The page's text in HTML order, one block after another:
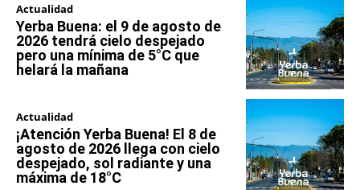
Actualidad
Yerba Buena: el 9 de agosto de
2026 tendrá cielo despejado
pero una mínima de 5°C que
helará la mañana
Actualidad
¡Atención Yerba Buena! El 8 de
agosto de 2026 llega con cielo
despejado, sol radiante y una
máxima de 18°C